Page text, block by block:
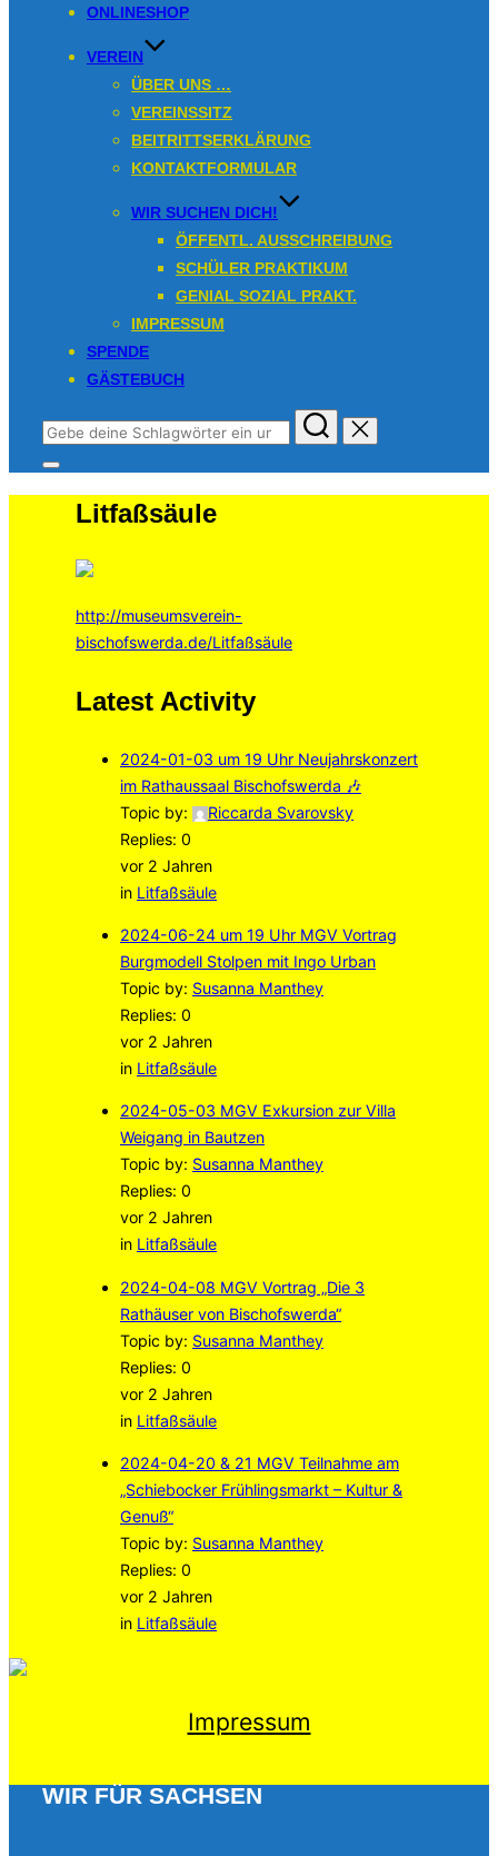
ONLINESHOP
VEREIN
ÜBER UNS …
VEREINSSITZ
BEITRITTSERKLÄRUNG
KONTAKTFORMULAR
WIR SUCHEN DICH!
ÖFFENTL. AUSSCHREIBUNG
SCHÜLER PRAKTIKUM
GENIAL SOZIAL PRAKT.
IMPRESSUM
SPENDE
GÄSTEBUCH
Suchen
nach:
Seitenleiste
Navigation
umschalten
Litfaßsäule
http://museumsverein-
bischofswerda.de/Litfaßsäule
Latest Activity
2024-01-03 um 19 Uhr Neujahrskonzert
im Rathaussaal Bischofswerda 🎶
Topic by:
Riccarda Svarovsky
Replies: 0
vor 2 Jahren
in Litfaßsäule
2024-06-24 um 19 Uhr MGV Vortrag
Burgmodell Stolpen mit Ingo Urban
Topic by: Susanna Manthey
Replies: 0
vor 2 Jahren
in Litfaßsäule
2024-05-03 MGV Exkursion zur Villa
Weigang in Bautzen
Topic by: Susanna Manthey
Replies: 0
vor 2 Jahren
in Litfaßsäule
2024-04-08 MGV Vortrag „Die 3
Rathäuser von Bischofswerda“
Topic by: Susanna Manthey
Replies: 0
vor 2 Jahren
in Litfaßsäule
2024-04-20 & 21 MGV Teilnahme am
„Schiebocker Frühlingsmarkt – Kultur &
Genuß“
Topic by: Susanna Manthey
Replies: 0
vor 2 Jahren
in Litfaßsäule
Impressum
WIR FÜR SACHSEN